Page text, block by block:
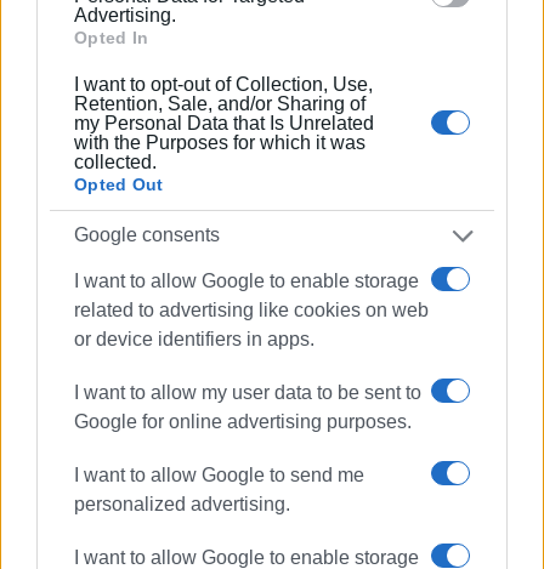
Advertising.
Opted In
I want to opt-out of Collection, Use,
Retention, Sale, and/or Sharing of
my Personal Data that Is Unrelated
with the Purposes for which it was
collected.
Opted Out
Google consents
I want to allow Google to enable storage
related to advertising like cookies on web
or device identifiers in apps.
I want to allow my user data to be sent to
Google for online advertising purposes.
I want to allow Google to send me
personalized advertising.
I want to allow Google to enable storage
ίσως να κατέρρεε η αίσθηση του αδιεξόδου, καθώς
μεγάλο μέρος της απελπισίας μπορεί να συνδέεται με
την πεποίθηση «δεν προλαβαίνω πια να αλλάξω».
Μέχρι τότε, όμως, και χωρίς την… εγγύηση της
αθανασίας, ας κρατήσουμε το ότι η απόγνωση δεν έχει
ούτως ή άλλως το δικαίωμα να αυτοανακηρυχθεί ούτε
μόνιμη. Απέναντι όμως σε μια εσωτερική αλλαγή που
βιώνεται ως αδύνατη όταν η σκέψη έχει παγώσει στην
απελπισία, η αντιστροφή δεν μπορεί να αναμένεται
εύκολα από μια ιδέα που αδυνατεί να γεννηθεί, είτε
μέσα από τα φάρμακα είτε μέσα από τις
βαριές αυτές περιπτώσεις, μπορεί να πυροδοτηθεί
απέξω: από μια συνάντηση, μια σχέση, μια ανάγκη
λογοδοσίας – με άλλα λόγια, έναν «φύλακα άγγελο».
Άλλωστε, η βιολογία χαράσσει μόνο τα όρια της
αρρώστιας. Τα πολύ ευρύτερα όρια, της μη υγείας, τα
χαράσσουν η κοινωνία με τον πολιτισμό της και